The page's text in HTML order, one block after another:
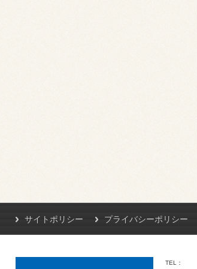
サイトポリシー プライバシーポリシー
TEL